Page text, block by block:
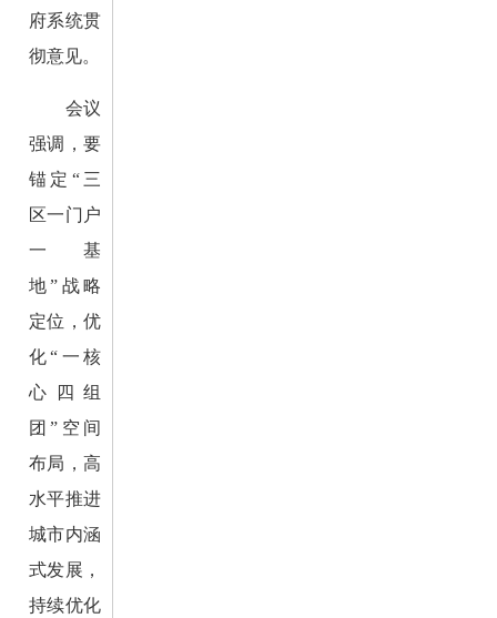
府系统贯
彻意见。
会议
强调，要
锚定“三
区一门户
一基
地”战略
定位，优
化“一核
心四组
团”空间
布局，高
水平推进
城市内涵
式发展，
持续优化